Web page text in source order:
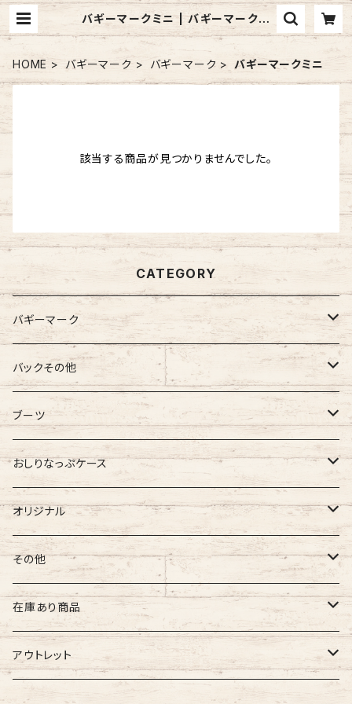
バギーマークミニ | バギーマークの
お店 mon mignon pêche
HOME バギーマーク バギーマーク バギーマークミニ
該当する商品が見つかりませんでした。
CATEGORY
バギーマーク
バギーマーク
バギーマーク
吸盤付バギーマーク
バギーマークミニ
両面マークいり
オリジナル
バギーマークミニ
吸盤バギーマーク
バギーマークミニ
両面バギーマーク
オリジナル
ぷちまる
バギーマークプチ
バギーマークプチ ボールチェーン
バギーマークプチ ストラップ
オリジナル
ぷちまる
くるくるぷち
吸盤バギーマーク
バギーマークミニ
バギーマークプチ
吸盤バギーマーク
バギーマークナノ
オリジナル
ネズミ
オリジナル
バギーマーク
バギーマークプチ
ステッカー
バックその他
バギーポケット
バギーポケット レギュラー
バギーポケット 大
チャーム
バギーチャーム
イニシャルチャーム
診察ファイルバック
ブーツ
オリジナル
Sサイズ
Mサイズ
Lサイズ
XLサイズ
XXLサイズ
ブーツ
Sサイズ
XXLサイズ
おしりなっぷケース
おしりナップケース 縦型
おしりナップケース 横型
オリジナル
バギーマーク
バギーマークレギュラーサイズ
バギーマークミニ
バギーマークナノ
おしりナップケース
縦型ストラップ
横型ストラップ
その他
イニシャルチャーム
その他
ネームホルダー
nanoまる
chibi
在庫あり商品
バギーマーク
ミニサイズ
アウトレット